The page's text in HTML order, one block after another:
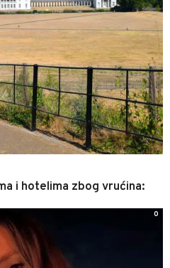
i hotelima zbog vrućina:
0